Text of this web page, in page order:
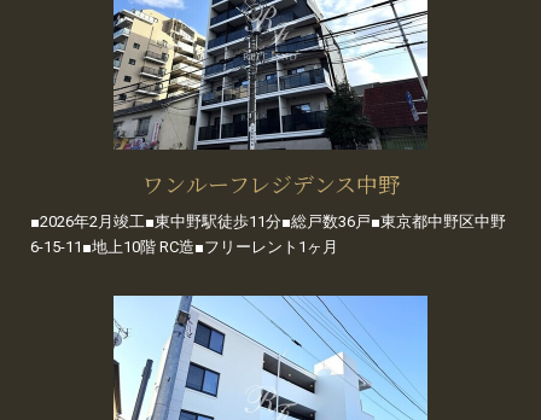
ワンルーフレジデンス中野
■2026年2月竣工■東中野駅徒歩11分■総戸数36戸■東京都中野区中野
6-15-11■地上10階 RC造■フリーレント1ヶ月